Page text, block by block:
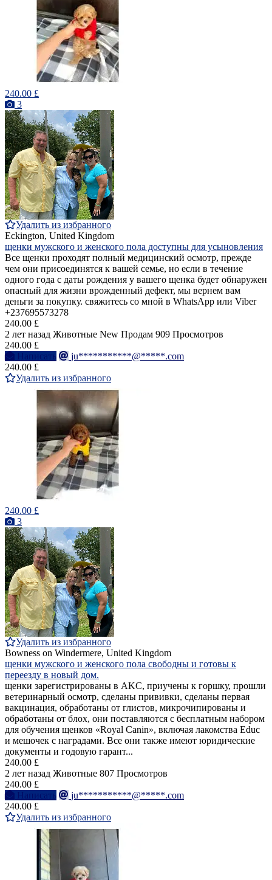
240.00 £
3
Удалить из избранного
Eckington, United Kingdom
щенки мужского и женского пола доступны для усыновления
Все щенки проходят полный медицинский осмотр, прежде
чем они присоединятся к вашей семье, но если в течение
одного года с даты рождения у вашего щенка будет обнаружен
опасный для жизни врожденный дефект, мы вернем вам
деньги за покупку. свяжитесь со мной в WhatsApp или Viber
+237695573278
240.00 £
2 лет назад Животные New Продам 909 Просмотров
240.00 £
Написать
ju***********@*****.com
240.00 £
Удалить из избранного
240.00 £
3
Удалить из избранного
Bowness on Windermere, United Kingdom
щенки мужского и женского пола свободны и готовы к
переезду в новый дом.
щенки зарегистрированы в AKC, приучены к горшку, прошли
ветеринарный осмотр, сделаны прививки, сделаны первая
вакцинация, обработаны от глистов, микрочипированы и
обработаны от блох, они поставляются с бесплатным набором
для обучения щенков «Royal Canin», включая лакомства Educ
и мешочек с наградами. Все они также имеют юридические
документы и годовую гарант...
240.00 £
2 лет назад Животные 807 Просмотров
240.00 £
Написать
ju***********@*****.com
240.00 £
Удалить из избранного